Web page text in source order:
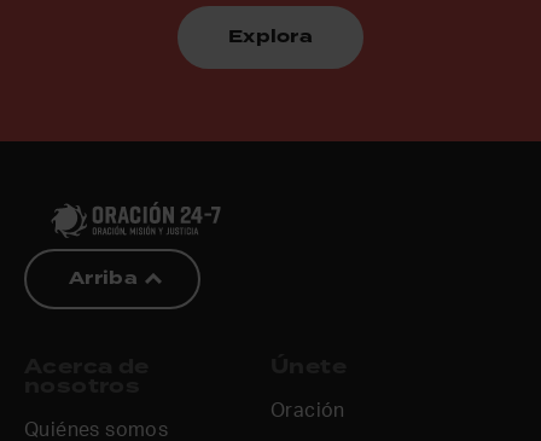
Explora
Arriba
Quiénes somos
Oración